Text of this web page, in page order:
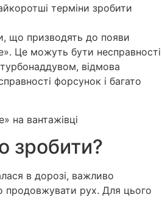
терміни зробити
що призводять до появи
Це можуть бути несправності
відмова
форсунок і багато
зробити?
в дорозі, важливо
продовжувати рух. Для цього